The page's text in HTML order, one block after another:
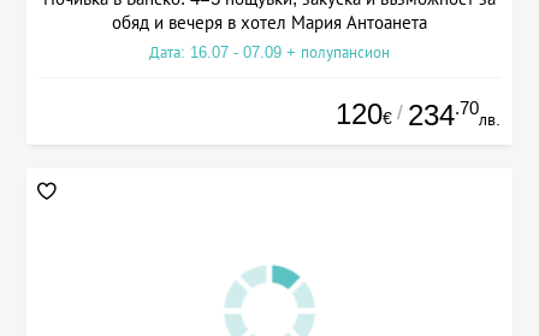
обяд и вечеря в хотел Мария Антоанета
Дата: 16.07 - 07.09 + полупансион
120€ / 234.70
лв.